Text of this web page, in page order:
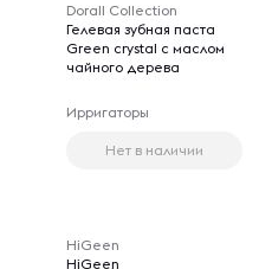
Dorall Collection
Гелевая зубная паста
Green crystal с маслом
чайного дерева
Ирригаторы
Нет в наличии
HiGeen
HiGeen